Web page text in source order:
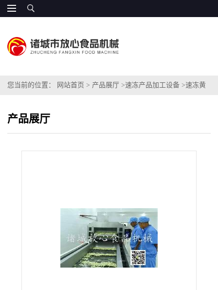
您当前的位置： 网站首页 > 产品展厅 >速冻产品加工设备 >速冻黄
产品展厅